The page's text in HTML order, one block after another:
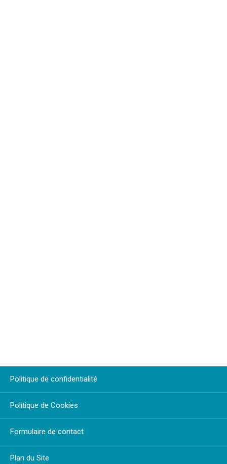
Politique de confidentialité
Politique de Cookies
Formulaire de contact
Plan du Site